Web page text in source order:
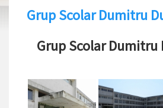
Grup Scolar Dumitru
Grup Scolar Dumitru